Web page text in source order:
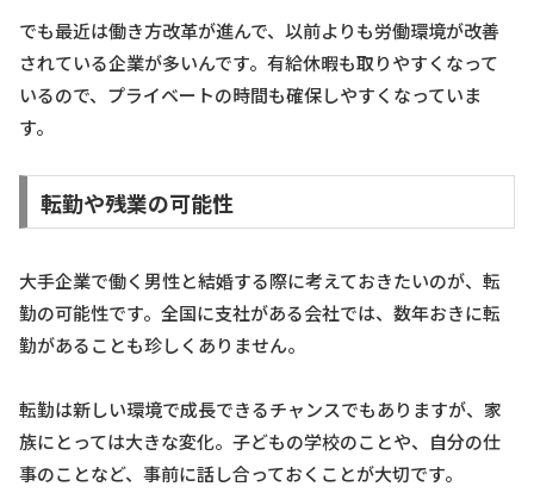
でも最近は働き方改革が進んで、以前よりも労働環境が改善
されている企業が多いんです。有給休暇も取りやすくなって
いるので、プライベートの時間も確保しやすくなっていま
す。
転勤や残業の可能性
大手企業で働く男性と結婚する際に考えておきたいのが、転
勤の可能性です。全国に支社がある会社では、数年おきに転
勤があることも珍しくありません。
転勤は新しい環境で成長できるチャンスでもありますが、家
族にとっては大きな変化。子どもの学校のことや、自分の仕
事のことなど、事前に話し合っておくことが大切です。